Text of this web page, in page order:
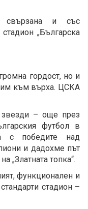
и със
„Българска
гордост, но и
към върха. ЦСКА
– още през
футбол в
с победите над
и дадохме път
„Златната топка“.
функционален и
стадион –